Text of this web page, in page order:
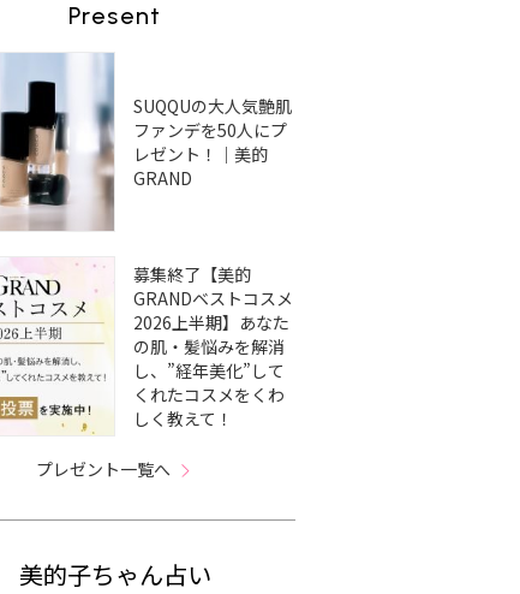
Present
SUQQUの大人気艶肌
ファンデを50人にプ
レゼント！｜美的
GRAND
募集終了【美的
GRANDベストコスメ
2026上半期】あなた
の肌・髪悩みを解消
し、”経年美化”して
くれたコスメをくわ
しく教えて！
プレゼント一覧へ
美的子ちゃん占い